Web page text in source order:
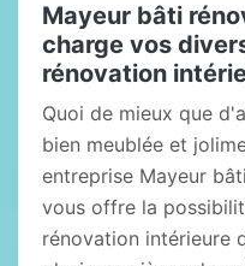
Mayeur bâti
charge vos
rénovation
Quoi de mieux que
bien meublée et
entreprise Mayeur
vous offre la
rénovation intérieure